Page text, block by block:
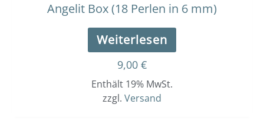
Angelit Box (18 Perlen in 6 mm)
Weiterlesen
9,00 €
Enthält 19% MwSt.
zzgl. Versand